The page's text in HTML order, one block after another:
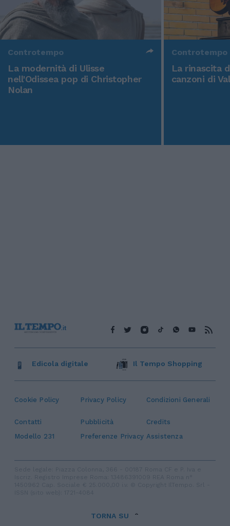
Controtempo
La modernità di Ulisse
nell'Odissea pop di Christopher
Nolan
Controtempo
La rinascita
canzoni di
Cookie Policy Privacy Policy Condizioni Generali
Contatti Pubblicità
Credits
Modello 231
Preferenze Privacy Assistenza
Edicola digitale Il Tempo Shopping
TORNA SU